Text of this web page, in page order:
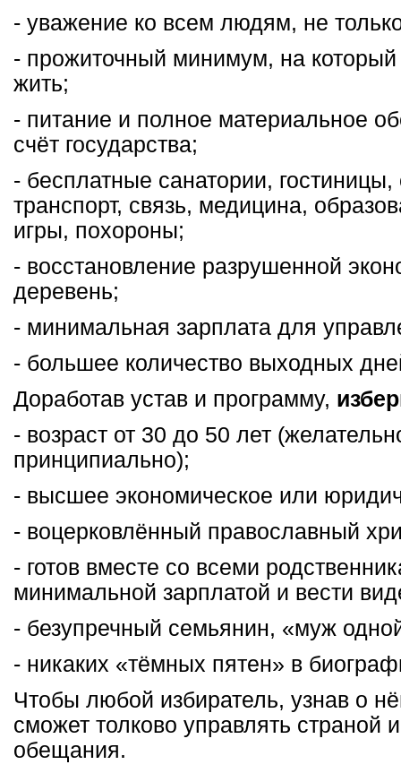
- уважение ко всем людям, не
- прожиточный минимум, на
жить;
- питание и полное материальное
счёт государства;
- бесплатные санатории,
транспорт, связь, медицина,
игры, похороны;
- восстановление разрушенной
деревень;
- минимальная зарплата для
- большее количество выходных
Доработав устав и программу,
- возраст от 30 до 50 лет
принципиально);
- высшее экономическое или
- воцерковлённый православный
- готов вместе со всеми
минимальной зарплатой и вести
- безупречный семьянин, «муж
- никаких «тёмных пятен» в
Чтобы любой избиратель, узнав о
сможет толково управлять страной
обещания.